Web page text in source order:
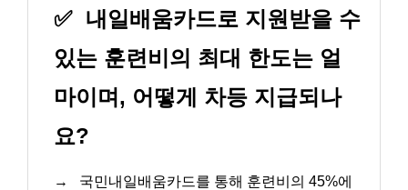
✅ 내일배움카드로 지원받을 수
있는 훈련비의 최대 한도는 얼
마이며, 어떻게 차등 지급되나
요?
→
국민내일배움카드를 통해 훈련비의 45%에